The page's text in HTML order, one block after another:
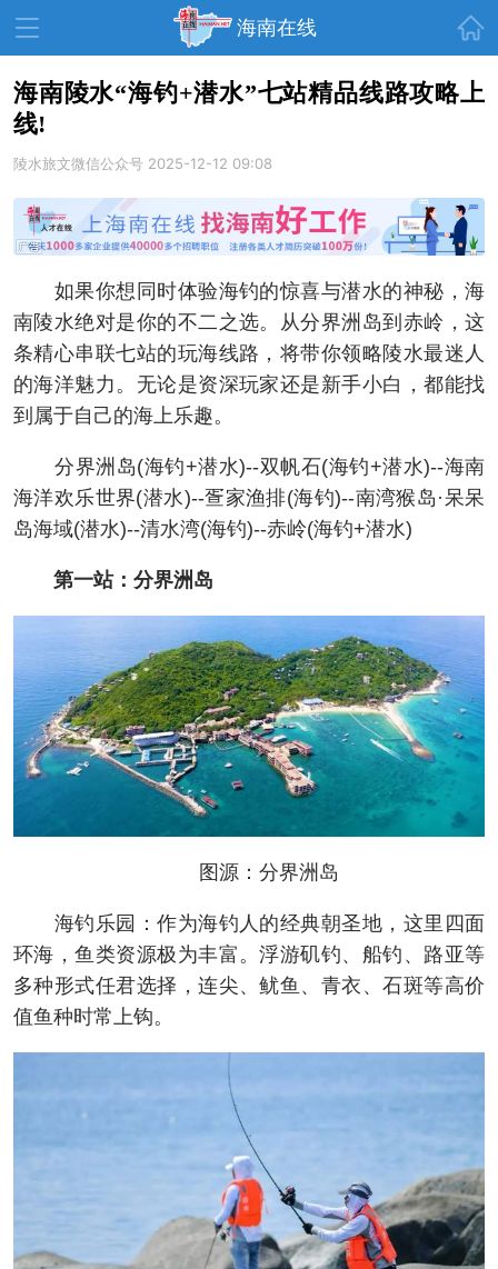
海南在线
资讯中心
教育 健康 房产
生活 演出 活动
展会 走读海南 周末去哪儿
人才在线 天涯企服
海南陵水“海钓+潜水”七站精品线路攻略上
线!
陵水旅文微信公众号 2025-12-12 09:08
如果你想同时体验海钓的惊喜与潜水的神秘，海
南陵水绝对是你的不二之选。从分界洲岛到赤岭，这
条精心串联七站的玩海线路，将带你领略陵水最迷人
的海洋魅力。无论是资深玩家还是新手小白，都能找
到属于自己的海上乐趣。
分界洲岛(海钓+潜水)--双帆石(海钓+潜水)--海南
海洋欢乐世界(潜水)--疍家渔排(海钓)--南湾猴岛·呆呆
岛海域(潜水)--清水湾(海钓)--赤岭(海钓+潜水)
第一站：分界洲岛
图源：分界洲岛
海钓乐园：作为海钓人的经典朝圣地，这里四面
环海，鱼类资源极为丰富。浮游矶钓、船钓、路亚等
多种形式任君选择，连尖、鱿鱼、青衣、石斑等高价
值鱼种时常上钩。